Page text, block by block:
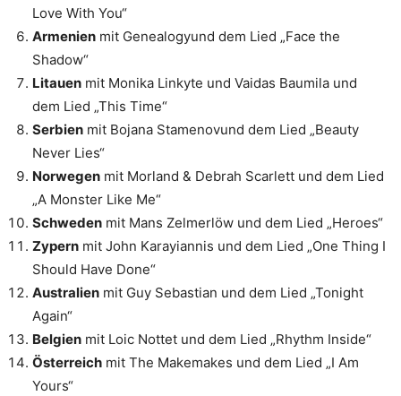
Love With You“
Armenien mit Genealogyund dem Lied „Face the
Shadow“
Litauen mit Monika Linkyte und Vaidas Baumila und
dem Lied „This Time“
Serbien mit Bojana Stamenovund dem Lied „Beauty
Never Lies“
Norwegen mit Morland & Debrah Scarlett und dem Lied
„A Monster Like Me“
Schweden mit Mans Zelmerlöw und dem Lied „Heroes“
Zypern mit John Karayiannis und dem Lied „One Thing I
Should Have Done“
Australien mit Guy Sebastian und dem Lied „Tonight
Again“
Belgien mit Loic Nottet und dem Lied „Rhythm Inside“
Österreich mit The Makemakes und dem Lied „I Am
Yours“